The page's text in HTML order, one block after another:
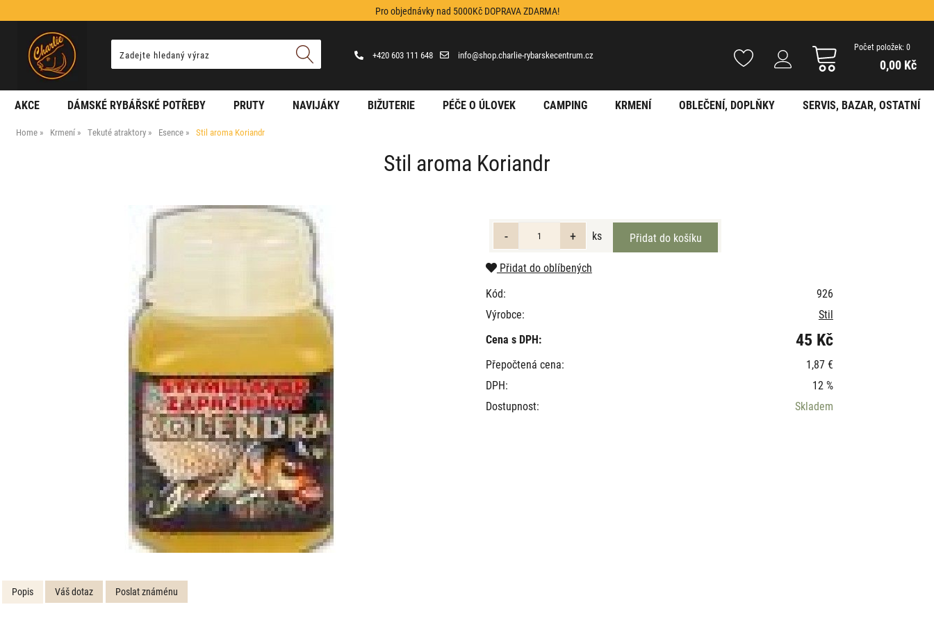
Pro objednávky nad 5000Kč DOPRAVA ZDARMA!
+420 603 111 648 info@shop.charlie-rybarskecentrum.cz
Počet položek: 0
0,00 Kč
AKCE DÁMSKÉ RYBÁŘSKÉ POTŘEBY PRUTY NAVIJÁKY BIŽUTERIE PÉČE O ÚLOVEK CAMPING KRMENÍ OBLEČENÍ, DOPLŇKY SERVIS, BAZAR, OSTATNÍ
Home Krmení Tekuté atraktory Esence Stil aroma Koriandr
Stil aroma Koriandr
ks
Přidat do oblíbených
Kód:
926
Výrobce:
Stil
Cena s DPH:
45 Kč
Přepočtená cena:
1,87 €
DPH:
12 %
Dostupnost:
Skladem
Popis Váš dotaz Poslat známénu